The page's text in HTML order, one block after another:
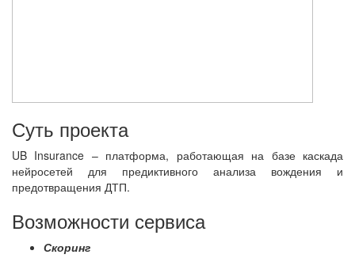
Суть проекта
UB Insurance – платформа, работающая на базе каскада
нейросетей для предиктивного анализа вождения и
предотвращения ДТП.
Возможности сервиса
Скоринг